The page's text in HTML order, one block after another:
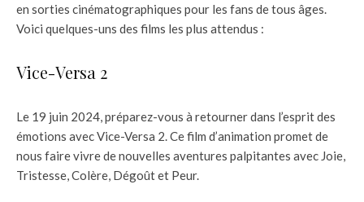
en sorties cinématographiques pour les fans de tous âges.
Voici quelques-uns des films les plus attendus :
Vice-Versa 2
Le 19 juin 2024, préparez-vous à retourner dans l’esprit des
émotions avec Vice-Versa 2. Ce film d’animation promet de
nous faire vivre de nouvelles aventures palpitantes avec Joie,
Tristesse, Colère, Dégoût et Peur.